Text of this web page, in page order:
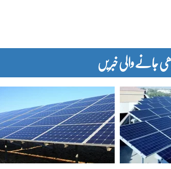
جانے والی خبریں